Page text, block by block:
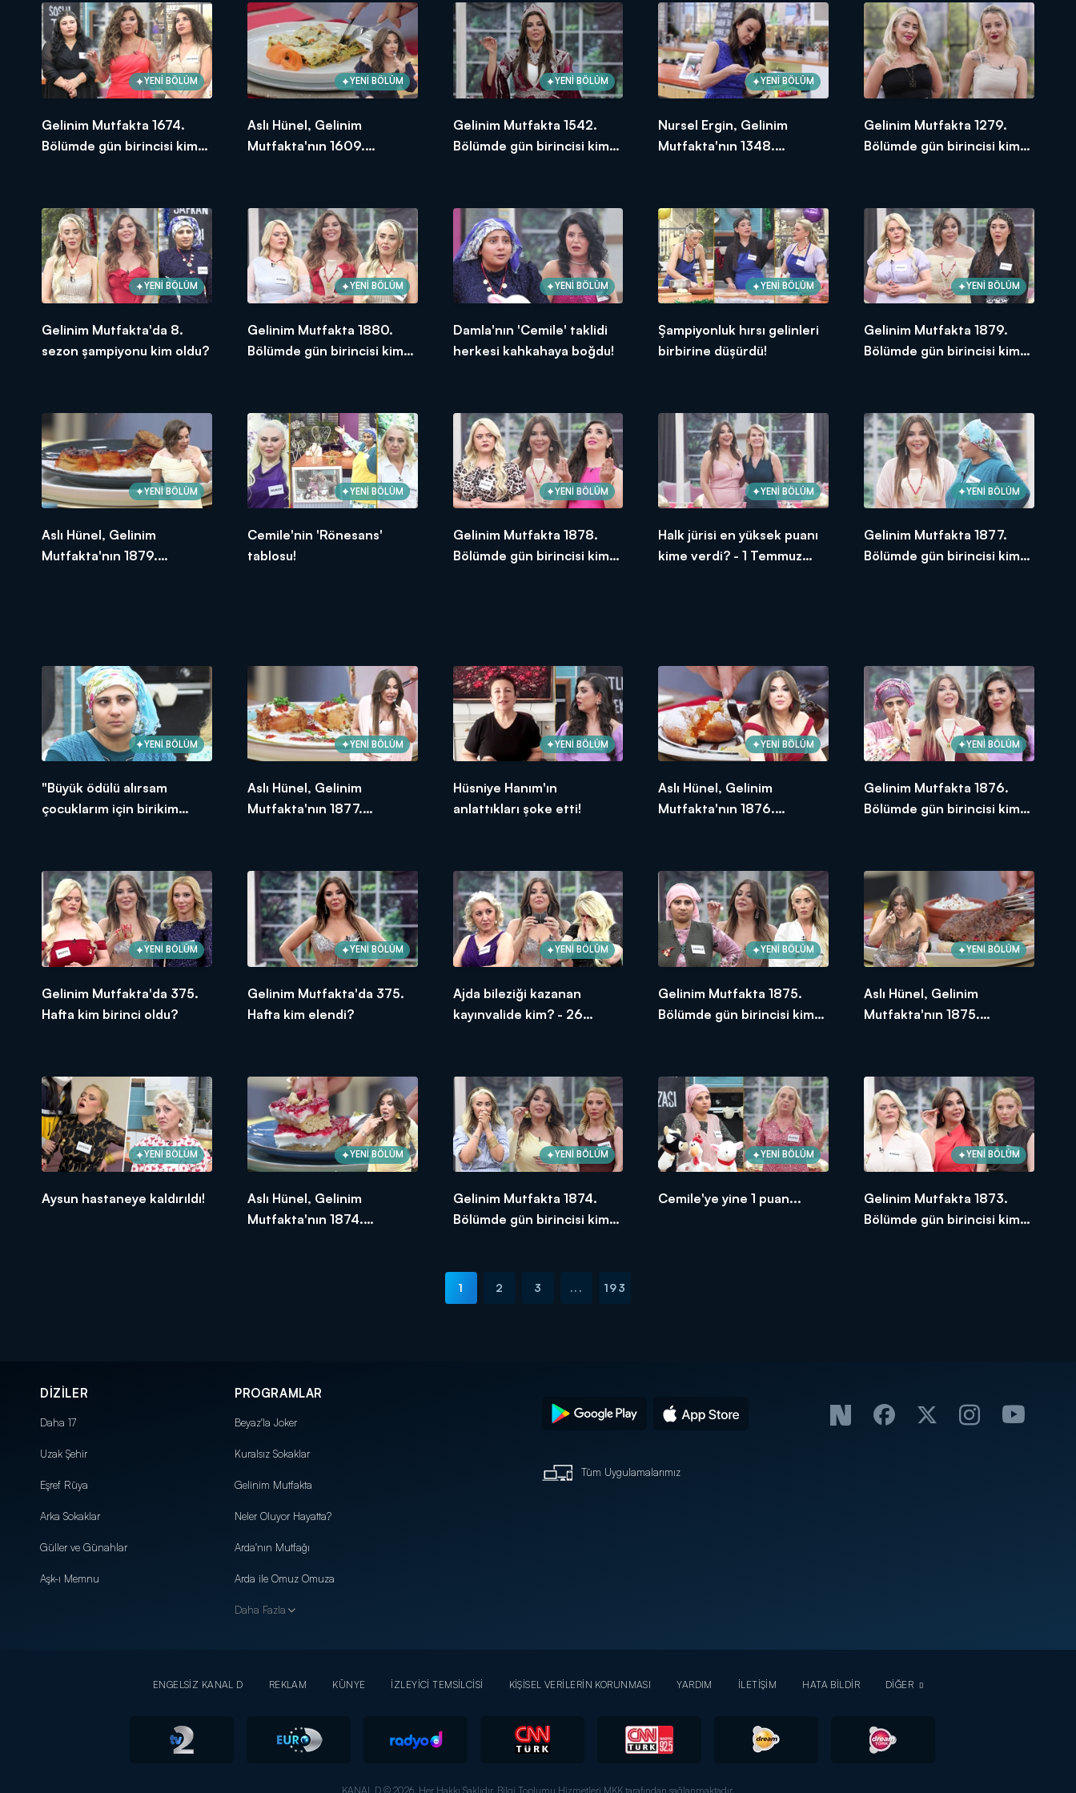
BAŞVURULARINIZ İÇİN WEB ADRESİ:
https://www.kanald.com.tr/gelinim-mutfakta-basvuru-formu
Gelinim Mutfakta, yeni bölümleriyle hafta içi her gün saat 13.00'da Kanal D'de!
YENİ BÖLÜM
Gelinim Mutfakta 1674.
Bölümde gün birincisi kim
YENİ BÖLÜM
Aslı Hünel, Gelinim
Mutfakta'nın 1609.
YENİ BÖLÜM
Gelinim Mutfakta 1542.
Bölümde gün birincisi kim
YENİ BÖLÜM
Nursel Ergin, Gelinim
Mutfakta'nın 1348.
Gelinim Mutfakta 1279.
Bölümde gün birincisi kim
YENİ BÖLÜM
Gelinim Mutfakta'da 8.
sezon şampiyonu kim oldu?
YENİ BÖLÜM
Gelinim Mutfakta 1880.
Bölümde gün birincisi kim
YENİ BÖLÜM
Damla'nın 'Cemile' taklidi
herkesi kahkahaya boğdu!
YENİ BÖLÜM
Şampiyonluk hırsı gelinleri
birbirine düşürdü!
YENİ BÖLÜM
Gelinim Mutfakta 1879.
Bölümde gün birincisi kim
YENİ BÖLÜM
Aslı Hünel, Gelinim
Mutfakta'nın 1879.
YENİ BÖLÜM
Cemile'nin 'Rönesans'
tablosu!
YENİ BÖLÜM
Gelinim Mutfakta 1878.
Bölümde gün birincisi kim
YENİ BÖLÜM
Halk jürisi en yüksek puanı
kime verdi? - 1 Temmuz
YENİ BÖLÜM
Gelinim Mutfakta 1877.
Bölümde gün birincisi kim
YENİ BÖLÜM
"Büyük ödülü alırsam
çocuklarım için birikim
YENİ BÖLÜM
Aslı Hünel, Gelinim
Mutfakta'nın 1877.
YENİ BÖLÜM
Hüsniye Hanım'ın
anlattıkları şoke etti!
YENİ BÖLÜM
Aslı Hünel, Gelinim
Mutfakta'nın 1876.
YENİ BÖLÜM
Gelinim Mutfakta 1876.
Bölümde gün birincisi kim
YENİ BÖLÜM
Gelinim Mutfakta'da 375.
Hafta kim birinci oldu?
YENİ BÖLÜM
Gelinim Mutfakta'da 375.
Hafta kim elendi?
YENİ BÖLÜM
Ajda bileziği kazanan
kayınvalide kim? - 26
YENİ BÖLÜM
Gelinim Mutfakta 1875.
Bölümde gün birincisi kim
YENİ BÖLÜM
Aslı Hünel, Gelinim
Mutfakta'nın 1875.
YENİ BÖLÜM
Aysun hastaneye kaldırıldı!
YENİ BÖLÜM
Aslı Hünel, Gelinim
Mutfakta'nın 1874.
YENİ BÖLÜM
Gelinim Mutfakta 1874.
Bölümde gün birincisi kim
YENİ BÖLÜM
Cemile'ye yine 1 puan...
YENİ BÖLÜM
Gelinim Mutfakta 1873.
Bölümde gün birincisi kim
1 2 3 ... 193
DİZİLER
Daha 17
Uzak Şehir
Eşref Rüya
Arka Sokaklar
Güller ve Günahlar
Aşk-ı Memnu
PROGRAMLAR
Beyaz'la Joker
Kuralsız Sokaklar
Gelinim Mutfakta
Neler Oluyor Hayatta?
Arda'nın Mutfağı
Arda ile Omuz Omuza
Daha Fazla
Tüm Uygulamalarımız
ENGELSİZ KANAL D REKLAM KÜNYE İZLEYİCİ TEMSİLCİSİ KİŞİSEL VERİLERİN KORUNMASI YARDIM İLETİŞİM HATA BİLDİR DİĞER
KANAL D © 2026. Her Hakkı Saklıdır. Bilgi Toplumu Hizmetleri MKK tarafından sağlanmaktadır.